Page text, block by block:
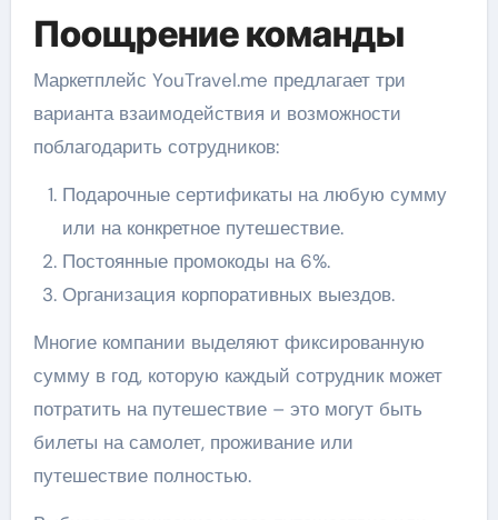
Поощрение команды
Маркетплейс YouTravel.me предлагает три
варианта взаимодействия и возможности
поблагодарить сотрудников:
Подарочные сертификаты на любую сумму
или на конкретное путешествие.
Постоянные промокоды на 6%.
Организация корпоративных выездов.
Многие компании выделяют фиксированную
сумму в год, которую каждый сотрудник может
потратить на путешествие – это могут быть
билеты на самолет, проживание или
путешествие полностью.